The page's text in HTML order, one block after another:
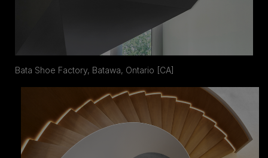
Bata Shoe Factory, Batawa, Ontario [CA]